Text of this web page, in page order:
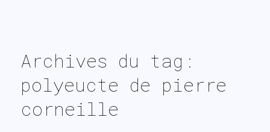
Archives du tag:
polyeucte de pierre
corneille